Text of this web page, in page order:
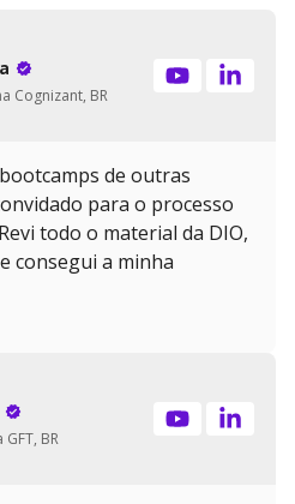
Cognizant, BR
de outras
para o processo
todo o material da DIO,
consegui a minha
BR